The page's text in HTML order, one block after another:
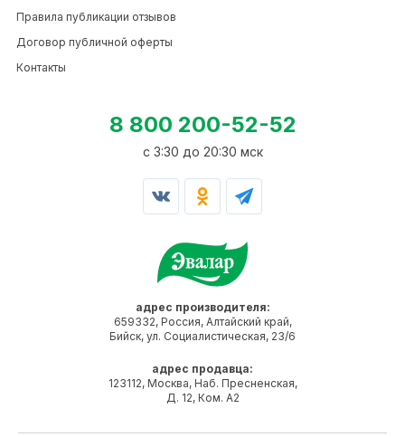
адрес производителя:
659332, Россия, Алтайский край,
Бийск, ул. Социалистическая, 23/6
адрес продавца:
123112, Москва, Наб. Пресненская,
Д. 12, Ком. А2
Правила публикации отзывов
Договор публичной оферты
Контакты
8 800 200-52-52
c 3:30 до 20:30 мск